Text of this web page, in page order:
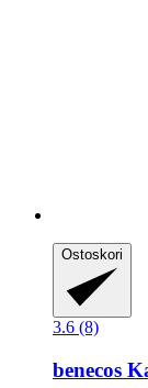
Ostoskori
3.6 (8)
benecos